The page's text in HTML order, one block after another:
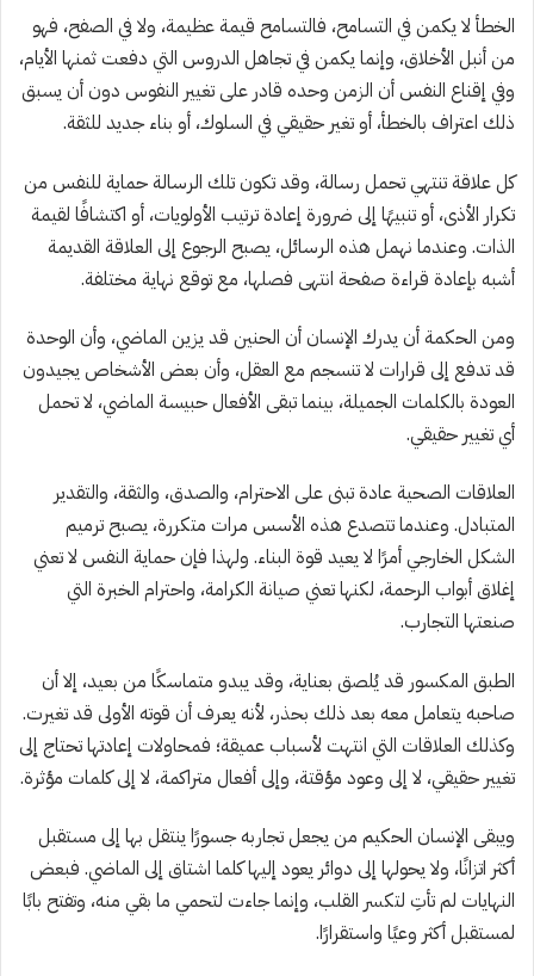
الخطأ لا يكمن في التسامح، فالتسامح قيمة عظيمة، ولا في الصفح، فهو
من أنبل الأخلاق، وإنما يكمن في تجاهل الدروس التي دفعت ثمنها الأيام،
وفي إقناع النفس أن الزمن وحده قادر على تغيير النفوس دون أن يسبق
ذلك اعتراف بالخطأ، أو تغير حقيقي في السلوك، أو بناء جديد للثقة.
كل علاقة تنتهي تحمل رسالة، وقد تكون تلك الرسالة حماية للنفس من
تكرار الأذى، أو تنبيهًا إلى ضرورة إعادة ترتيب الأولويات، أو اكتشافًا لقيمة
الذات. وعندما نهمل هذه الرسائل، يصبح الرجوع إلى العلاقة القديمة
أشبه بإعادة قراءة صفحة انتهى فصلها، مع توقع نهاية مختلفة.
ومن الحكمة أن يدرك الإنسان أن الحنين قد يزين الماضي، وأن الوحدة
قد تدفع إلى قرارات لا تنسجم مع العقل، وأن بعض الأشخاص يجيدون
العودة بالكلمات الجميلة، بينما تبقى الأفعال حبيسة الماضي، لا تحمل
أي تغيير حقيقي.
العلاقات الصحية عادة تبنىعلى الاحترام، والصدق، والثقة، والتقدير
المتبادل. وعندما تتصدع هذه الأسس مرات متكررة، يصبح ترميم
الشكل الخارجي أمرًا لا يعيد قوة البناء. ولهذا فإن حماية النفس لا تعني
إغلاق أبواب الرحمة، لكنهاتعني صيانة الكرامة، واحترام الخبرة التي
صنعتها التجارب.
الطبق المكسور قد يُلصق بعناية، وقد يبدو متماسكًا من بعيد، إلا أن
صاحبه يتعامل معه بعد ذلك بحذر، لأنه يعرف أن قوته الأولى قد تغيرت.
وكذلك العلاقات التي انتهت لأسباب عميقة؛ فمحاولات إعادتها تحتاج إلى
تغيير حقيقي، لا إلى وعود مؤقتة، وإلى أفعال متراكمة، لا إلى كلمات مؤثرة.
ويبقى الإنسان الحكيم من يجعل تجاربه جسورًا ينتقل بها إلى مستقبل
أكثر اتزانًا، ولا يحولها إلى دوائر يعود إليها كلما اشتاق إلى الماضي. فبعض
النهايات لم تأتِ لتكسر القلب، وإنما جاءت لتحمي ما بقي منه، وتفتح بابًا
لمستقبل أكثر وعيًا واستقرارًا.